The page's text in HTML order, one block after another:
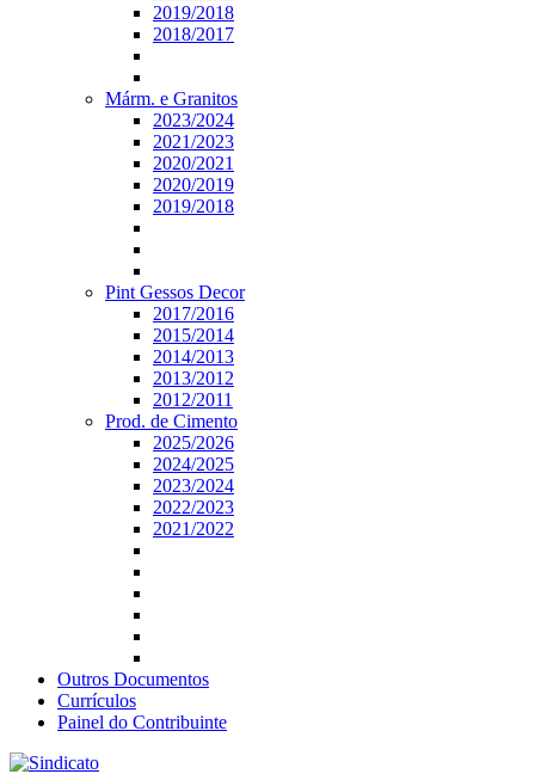
2019/2018
2018/2017
Márm. e Granitos
2023/2024
2021/2023
2020/2021
2020/2019
2019/2018
Pint Gessos Decor
2017/2016
2015/2014
2014/2013
2013/2012
2012/2011
Prod. de Cimento
2025/2026
2024/2025
2023/2024
2022/2023
2021/2022
Outros Documentos
Currículos
Painel do Contribuinte